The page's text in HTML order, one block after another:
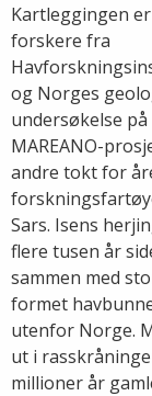
Kartleggingen
forskere fra
og Norges
undersøkelse på
MAREANO-
andre tokt for
Sars. Isens
flere tusen år
sammen med
formet
utenfor Norge.
ut i
millioner år